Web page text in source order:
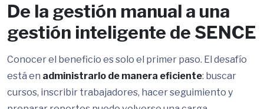
De la gestión manual a una
gestión inteligente de SENCE
Conocer el beneficio es solo el primer paso. El desafío
está en administrarlo de manera eficiente: buscar
cursos, inscribir trabajadores, hacer seguimiento y